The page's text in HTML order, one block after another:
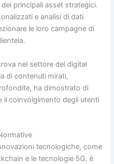
principali asset strategici.
e analisi di dati
le loro campagne di
nel settore del digital
di contenuti mirati,
ha dimostrato di
il coinvolgimento degli utenti
tecnologiche, come
e le tecnologie 5G, è